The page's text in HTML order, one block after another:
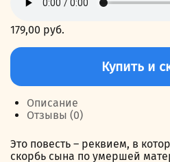
179,00 руб.
Количество
О
маме
Купить и
Описание
Отзывы (0)
Это повесть – реквием, в
скорбь сына по умершей